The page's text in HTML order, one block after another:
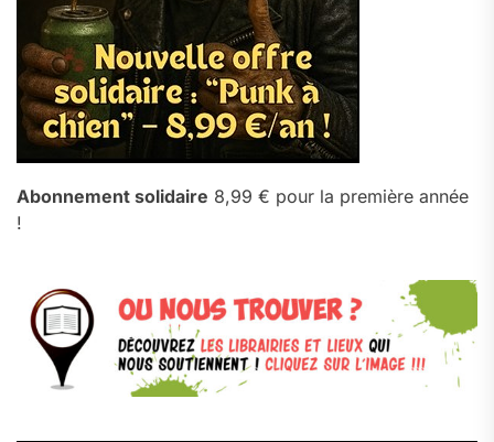
Abonnement solidaire 8,99 € pour la première année
!